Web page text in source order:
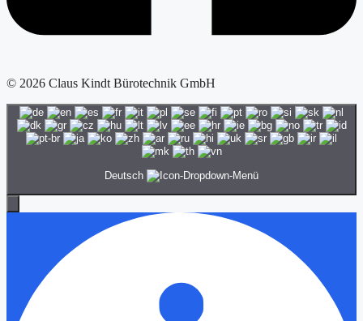
© 2026 Claus Kindt Bürotechnik GmbH
Deutsch